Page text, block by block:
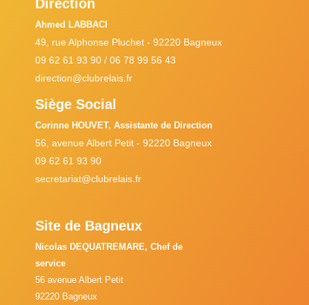
Direction
Ahmed LABBACI
49, rue Alphonse Pluchet - 92220 Bagneux
09 62 61 93 90 / 06 78 99 56 43
direction@clubrelais.fr
Siège Social
Corinne HOUVET, Assistante de Direction
56, avenue Albert Petit - 92220 Bagneux
09 62 61 93 90
secretariat@clubrelais.fr
Site de Bagneux
Nicolas DEQUATREMARE, Chef de
service
56 avenue Albert Petit
92220 Bagneux